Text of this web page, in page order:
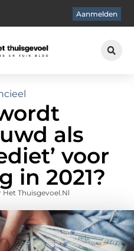
Aanmelden
als
voor
in 2021?
Het Thuisgevoel.nl